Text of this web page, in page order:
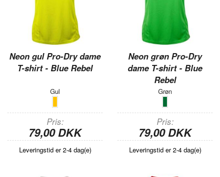
Neon gul Pro-Dry dame
T-shirt - Blue Rebel
Gul
Pris
79,00 DKK
Leveringstid er 2-4 dag(e)
Neon grøn Pro-Dry
dame T-shirt - Blue
Rebel
Grøn
Pris
79,00 DKK
Leveringstid er 2-4 dag(e)